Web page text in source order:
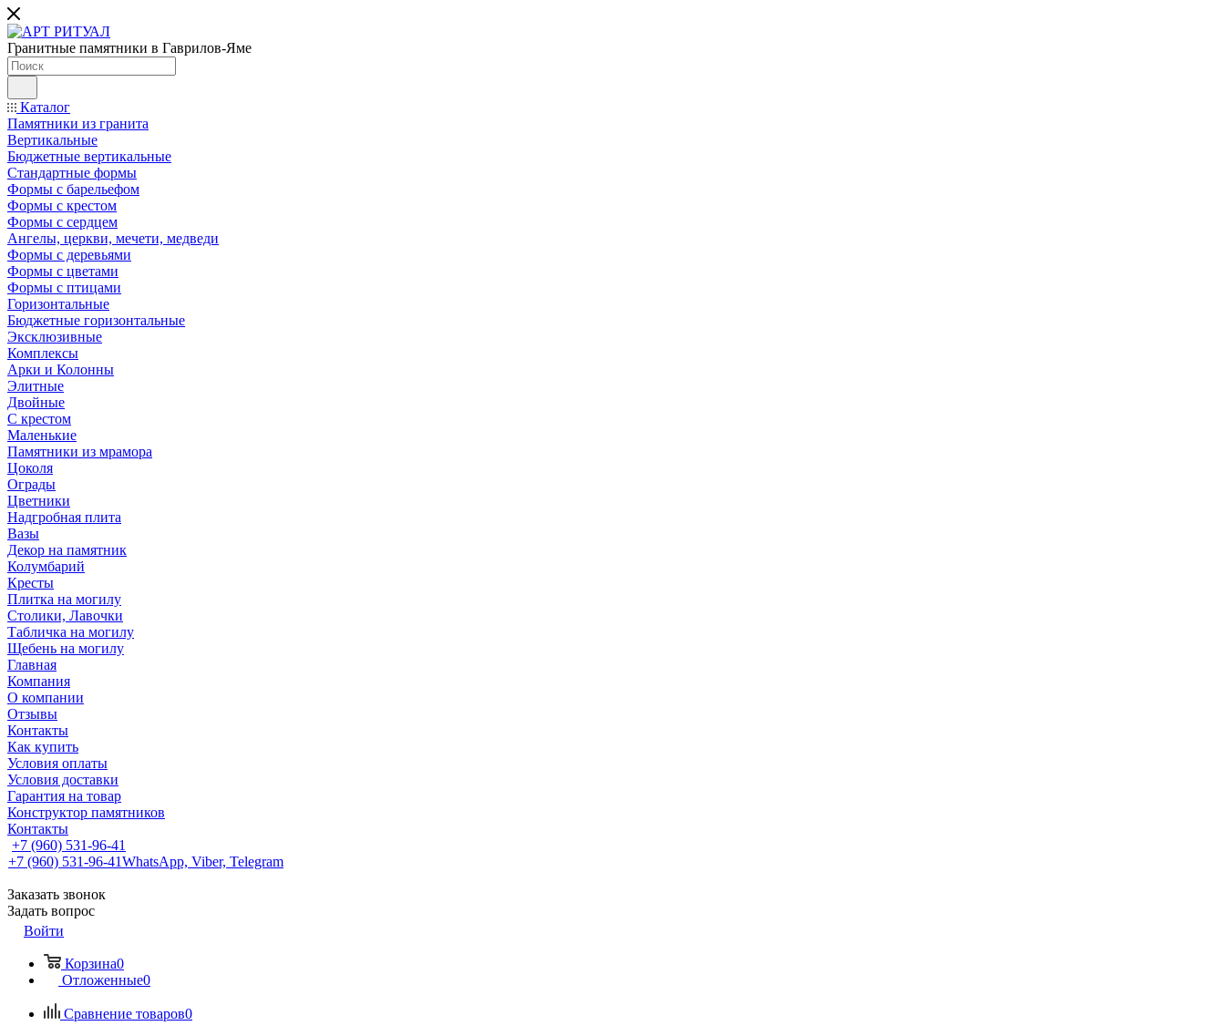
Гранитные памятники в Гаврилов-Яме
Каталог
Памятники из гранита
Вертикальные
Бюджетные вертикальные
Стандартные формы
Формы с барельефом
Формы с крестом
Формы с сердцем
Ангелы, церкви, мечети, медведи
Формы с деревьями
Формы с цветами
Формы с птицами
Горизонтальные
Бюджетные горизонтальные
Эксклюзивные
Комплексы
Арки и Колонны
Элитные
Двойные
С крестом
Маленькие
Памятники из мрамора
Цоколя
Ограды
Цветники
Надгробная плита
Вазы
Декор на памятник
Колумбарий
Кресты
Плитка на могилу
Столики, Лавочки
Табличка на могилу
Щебень на могилу
Главная
Компания
О компании
Отзывы
Контакты
Как купить
Условия оплаты
Условия доставки
Гарантия на товар
Конструктор памятников
Контакты
+7 (960) 531-96-41
+7 (960) 531-96-41WhatsApp, Viber, Telegram
Заказать звонок
Задать вопрос
Войти
Корзина0
Отложенные0
Сравнение товаров0